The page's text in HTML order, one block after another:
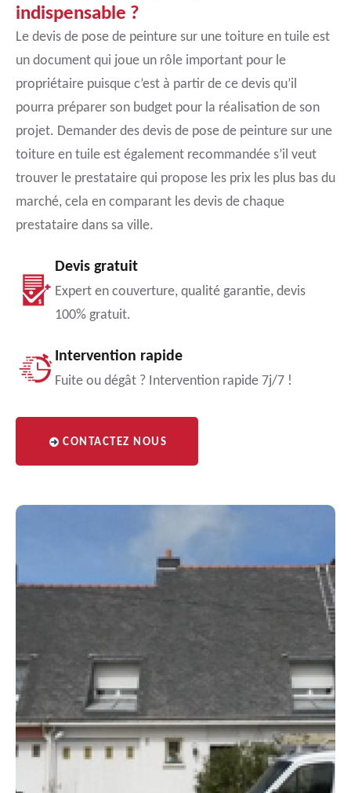
indispensable ?
Le devis de pose de peinture sur une toiture en tuile est
un document qui joue un rôle important pour le
propriétaire puisque c’est à partir de ce devis qu’il
pourra préparer son budget pour la réalisation de son
projet. Demander des devis de pose de peinture sur une
toiture en tuile est également recommandée s’il veut
trouver le prestataire qui propose les prix les plus bas du
marché, cela en comparant les devis de chaque
prestataire dans sa ville.
Devis gratuit
Expert en couverture, qualité garantie, devis
100% gratuit.
Intervention rapide
Fuite ou dégât ? Intervention rapide 7j/7 !
CONTACTEZ NOUS